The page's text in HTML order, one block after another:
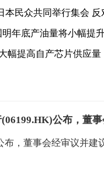
幅提高自产芯片供应量
布，董事会经审议并建